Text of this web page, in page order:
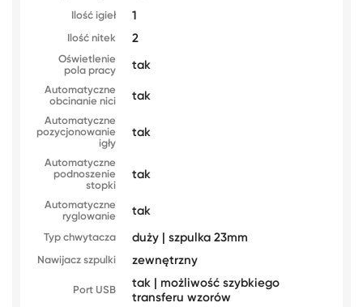
Ilość igieł 1
Ilość nitek 2
Oświetlenie
pola pracy
tak
Automatyczne
obcinanie nici
tak
Automatyczne
pozycjonowanie
igły
tak
Automatyczne
podnoszenie
stopki
tak
Automatyczne
ryglowanie
tak
Typ chwytacza duży | szpulka 23mm
Nawijacz szpulki zewnętrzny
Port USB
tak | możliwość szybkiego
transferu wzorów